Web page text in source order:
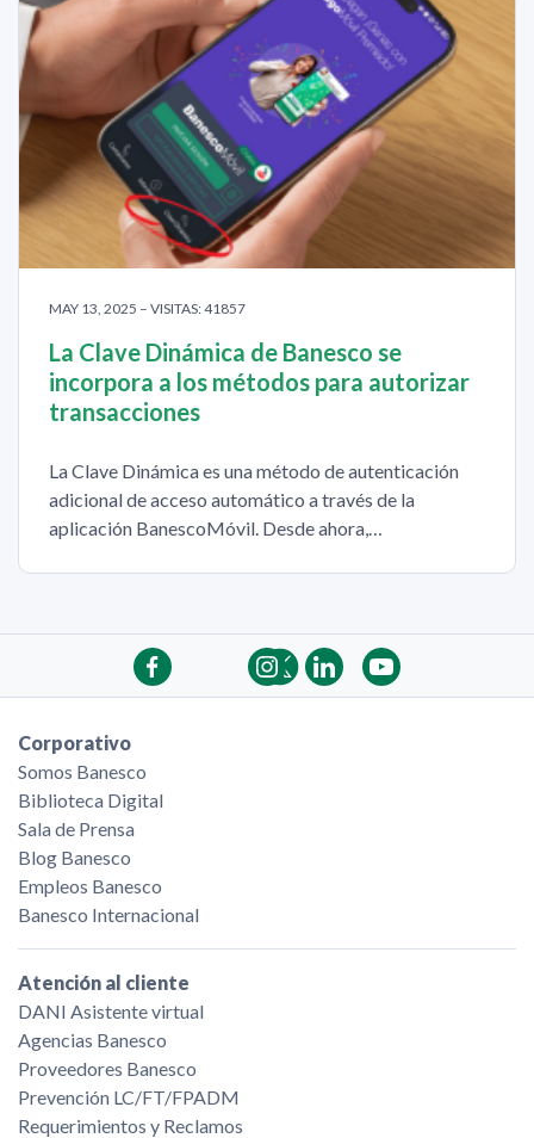
MAY 13, 2025 – VISITAS: 41857
La Clave Dinámica de Banesco se
incorpora a los métodos para autorizar
transacciones
La Clave Dinámica es una método de autenticación
adicional de acceso automático a través de la
aplicación BanescoMóvil. Desde ahora,…
Corporativo
Somos Banesco
Biblioteca Digital
Sala de Prensa
Blog Banesco
Empleos Banesco
Banesco Internacional
Atención al cliente
DANI Asistente virtual
Agencias Banesco
Proveedores Banesco
Prevención LC/FT/FPADM
Requerimientos y Reclamos